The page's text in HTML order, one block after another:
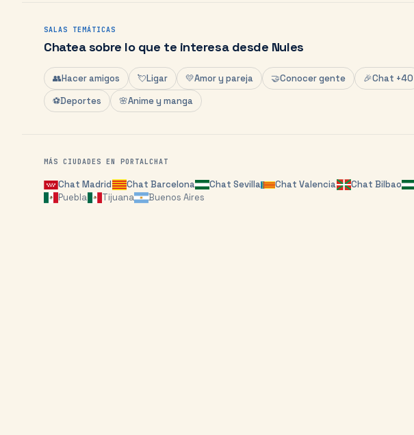
SALAS TEMÁTICAS
Chatea sobre lo que te interesa desde Nules
👥Hacer amigos 💘Ligar 💛Amor y pareja 🤝Conocer gente 🎉Chat +40
⚽Deportes 🌸Anime y manga
MÁS CIUDADES EN PORTALCHAT
ChatMadrid Chat Barcelona Chat Sevilla ChatValencia Chat Bilbao
Puebla
Tijuana Buenos Aires